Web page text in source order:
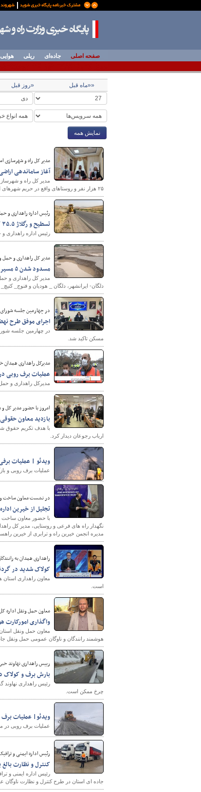
پایگاه خبری وزارت
شهرسازی
صفحه اصلی جاده‌ای ریلی هوایی
««ماه قبل «روز قبل
نمایش همه
مدیر کل راه و شهرسازی
آغاز ساماندهی اراضی تصرفی
۲۵ هزار نفر و روستاهای واقع در حریم شهرهای استان خبر داد.
رئیس اداره راهداری و
تسطیح و رگلاژ ۳۵.۵ کیلومتراز راه‌های روستایی در شهرستان بوکان
رئیس اداره راهداری و حمل ونقل جاده
مدیر کل راهداری و حمل
مسدود شدن ۵ مسیر در جنوب سیستان و بلوچستان بر اثر سیلاب
دلگان- ایرانشهر، دلگان _ هودیان و فنوج_
در چهارمین جلسه
اجرای موفق طرح
در چهارمین جلسه
مسکن تاکید شد.
مدیرکل راهداری همدان
عملیات برف روبی
مدیرکل راهداری و
امروز با حضور مدیر کل و
بازدید معاون
با هدف تکریم حقوق
ارباب رجوعان دیدار کرد.
ویدئو | عملیات
عملیات برف روبی و
در نشست معاون ساخت و
تجلیل از خیرین
با حضور معاون ساخت
نگهدار راه های فرعی و روستایی، مدیر کل
مدیره انجمن خیرین راه و ترابری از خیرین
راهداری همدان به
کولاک شدید در
معاون راهداری استان
است.
معاون حمل ونقل اداره
واگذاری امورکارت
معاون حمل ونقل
هوشمند رانندگان و ناوگان عمومی حمل ونقل
رییس راهداری نهاوند
بارش برف و کولاک
رئیس راهداری نهاوند
چرخ ممکن است.
ویدئو| عملیات برف
عملیات برف روبی در
رئیس اداره ایمنی و
کنترل و نظارت بالغ بر ۱۷ هزار ناوگان حمل و نقل جاده‌ای
جاده ای استان در طرح کنترل و نظارت ناوگان